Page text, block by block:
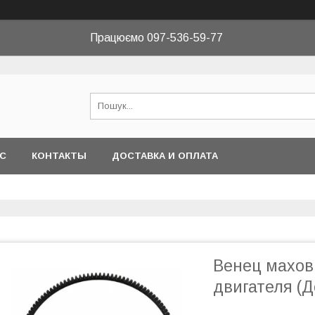
Працюємо 097-536-59-77
КОНТАКТЫ ДОСТАВКА И ОПЛАТА
Венец
двигателя